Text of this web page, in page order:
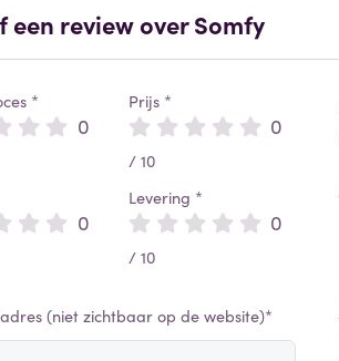
een review over Somfy
*
0
0
Prijs *
0
/ 10
Levering *
0
/ 10
(niet zichtbaar op de website)*